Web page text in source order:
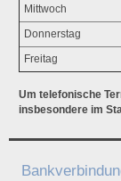
Mittwoch
Donnerstag
Freitag
Um telefonische
insbesondere im